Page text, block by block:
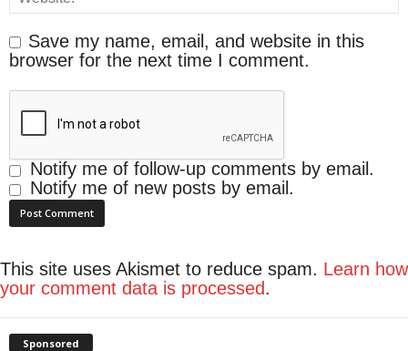
Save my name, email, and website in this
browser for the next time I comment.
Notify me of follow-up comments by email.
Notify me of new posts by email.
This site uses Akismet to reduce spam. Learn how
your comment data is processed.
Sponsored